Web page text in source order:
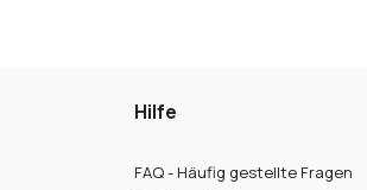
Hilfe
FAQ - Häufig gestellte Fragen